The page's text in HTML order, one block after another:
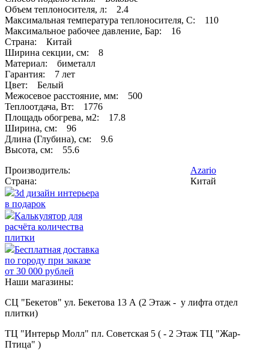
Объем теплоносителя, л: 2.4
Максимальная температура теплоносителя, С: 110
Максимальное рабочее давление, Бар: 16
Страна: Китай
Ширина секции, см: 8
Материал: биметалл
Гарантия: 7 лет
Цвет: Белый
Межосевое расстояние, мм: 500
Теплоотдача, Вт: 1776
Площадь обогрева, м2: 17.8
Ширина, см: 96
Длина (Глубина), см: 9.6
Высота, см: 55.6
Производитель:
Azario
Страна:
Китай
3d дизайн интерьера
в подарок
Калькулятор для
расчёта количества
плитки
Бесплатная доставка
по городу при заказе
от 30 000 рублей
Наши магазины:
СЦ "Бекетов" ул. Бекетова 13 А (2 Этаж - у лифта отдел
плитки)
ТЦ "Интерьр Молл" пл. Советская 5 ( - 2 Этаж ТЦ "Жар-
Птица" )